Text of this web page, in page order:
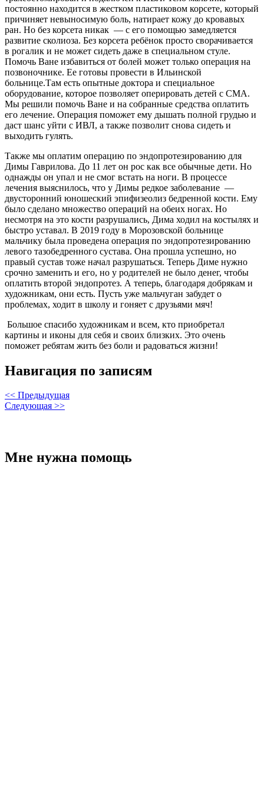
постоянно находится в жестком пластиковом корсете, который
причиняет невыносимую боль, натирает кожу до кровавых
ран. Но без корсета никак — с его помощью замедляется
развитие сколиоза. Без корсета ребёнок просто сворачивается
в рогалик и не может сидеть даже в специальном стуле.
Помочь Ване избавиться от болей может только операция на
позвоночнике. Ее готовы провести в Ильинской
больнице.Там есть опытные доктора и специальное
оборудование, которое позволяет оперировать детей с СМА.
Мы решили помочь Ване и на собранные средства оплатить
его лечение. Операция поможет ему дышать полной грудью и
даст шанс уйти с ИВЛ, а также позволит снова сидеть и
выходить гулять.
Также мы оплатим операцию по эндопротезированию для
Димы Гаврилова. До 11 лет он рос как все обычные дети. Но
однажды он упал и не смог встать на ноги. В процессе
лечения выяснилось, что у Димы редкое заболевание —
двусторонний юношеский эпифизеолиз бедренной кости. Ему
было сделано множество операций на обеих ногах. Но
несмотря на это кости разрушались, Дима ходил на костылях и
быстро уставал. В 2019 году в Морозовской больнице
мальчику была проведена операция по эндопротезированию
левого тазобедренного сустава. Она прошла успешно, но
правый сустав тоже начал разрушаться. Теперь Диме нужно
срочно заменить и его, но у родителей не было денег, чтобы
оплатить второй эндопротез. А теперь, благодаря добрякам и
художникам, они есть. Пусть уже мальчуган забудет о
проблемах, ходит в школу и гоняет с друзьями мяч!
Большое спасибо художникам и всем, кто приобретал
картины и иконы для себя и своих близких. Это очень
поможет ребятам жить без боли и радоваться жизни!
Навигация по записям
<< Предыдущая
Следующая >>
Мне нужна помощь